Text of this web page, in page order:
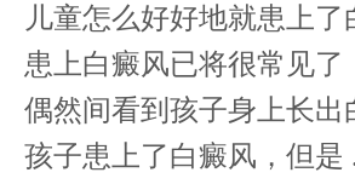
儿童怎么好好地就患上了
患上白癜风已将很常见了
偶然间看到孩子身上长出
孩子患上了白癜风，但是